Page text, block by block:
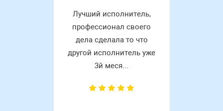
Лучший исполнитель,
профессионал своего
дела сделала то что
другой исполнитель уже
3й меся...